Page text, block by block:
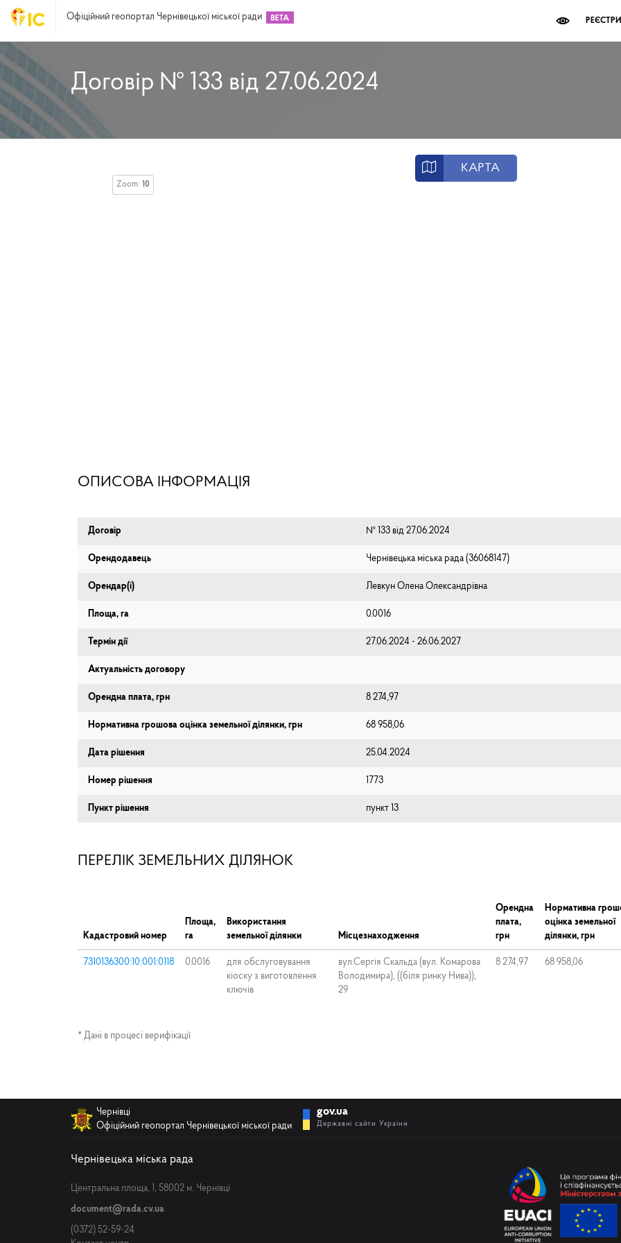
Офіційний геопортал Чернівецької міської ради РЕЄСТРИ
Договір № 133 від 27.06.2024
КАРТА
Zoom: 10
ОПИСОВА ІНФОРМАЦІЯ
Договір № 133 від 27.06.2024
Орендодавець Чернівецька міська рада (⁨36068147⁩)
Орендар(і) Левкун Олена Олександрівна
Площа, га 0.0016
Термін дії 27.06.2024 - 26.06.2027
Актуальність договору
Орендна плата, грн 8 274,97
Нормативна грошова оцінка земельної ділянки, грн 68 958,06
Дата рішення 25.04.2024
Номер рішення 1773
Пункт рішення пункт 13
ПЕРЕЛІК ЗЕМЕЛЬНИХ ДІЛЯНОК
Кадастровий номер
Площа,
га
Використання
земельної ділянки
Місцезнаходження
Орендна
плата,
грн
Нормативна
оцінка земельної
ділянки, грн
7310136300:10:001:0118 0.0016
для обслуговування
кіоску з виготовлення
ключів
вул.Сергія Скальда (вул. Комарова
Володимира), ((біля ринку Нива)),
29
8 274,97 68 958,06
* Дані в процесі верифікації
Чернівці
Офіційний геопортал Чернівецької міської ради
gov.ua
Державні сайти України
Чернівецька міська рада
Центральна площа, 1, 58002 м. Чернівці
document@rada.cv.ua
(0372) 52-59-24